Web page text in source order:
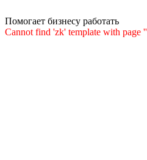
Помогает бизнесу работать
Cannot find 'zk' template with page ''